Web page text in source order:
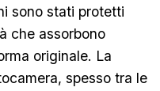
sono stati protetti
che assorbono
originale. La
spesso tra le